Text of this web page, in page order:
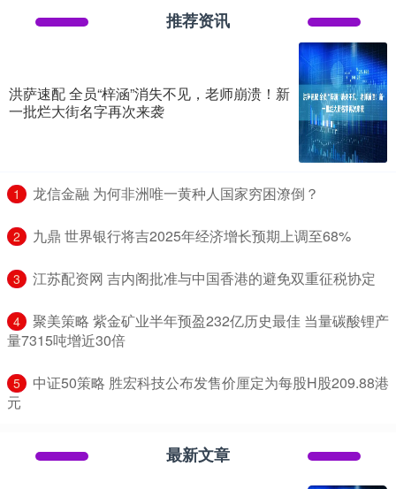
推荐资讯
洪萨速配 全员“梓涵”消失不见，老师崩溃！新
一批烂大街名字再次来袭
1 ​龙信金融 为何非洲唯一黄种人国家穷困潦倒？
2 ​九鼎 世界银行将吉2025年经济增长预期上调至68%
3 ​江苏配资网 吉内阁批准与中国香港的避免双重征税协定
4
​聚美策略 紫金矿业半年预盈232亿历史最佳 当量碳酸锂产
量7315吨增近30倍
5
​中证50策略 胜宏科技公布发售价厘定为每股H股209.88港
元
最新文章